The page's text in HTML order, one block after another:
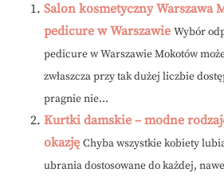
Salon kosmetyczny Warszawa
pedicure w Warszawie Wybór
pedicure w Warszawie Mokotów
zwłaszcza przy tak dużej liczbie
pragnie nie...
Kurtki damskie – modne
okazję Chyba wszystkie kobiety
ubrania dostosowane do każdej,